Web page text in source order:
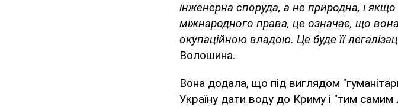
інженерна споруда, а не природна, і
міжнародного права, це означає, що
окупаційною владою. Це буде її
Волошина.
Вона додала, що під виглядом
Україну дати воду до Криму і "тим самим